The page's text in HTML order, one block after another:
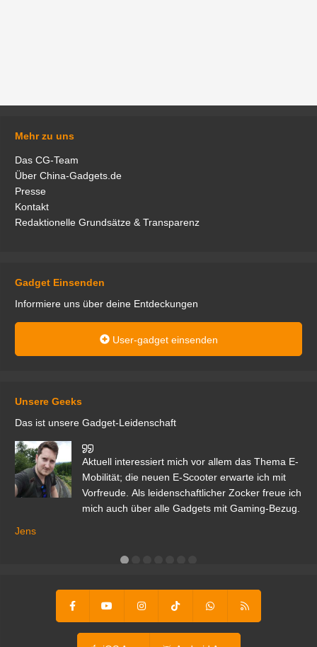
Mehr zu uns
Das CG-Team
Über China-Gadgets.de
Presse
Kontakt
Redaktionelle Grundsätze & Transparenz
Gadget Einsenden
Informiere uns über deine Entdeckungen
User-gadget einsenden
Unsere Geeks
Das ist unsere Gadget-Leidenschaft
Aktuell interessiert mich vor allem das Thema E-
Mobilität; die neuen E-Scooter erwarte ich mit
Vorfreude. Als leidenschaftlicher Zocker freue ich
mich auch über alle Gadgets mit Gaming-Bezug.
Jens